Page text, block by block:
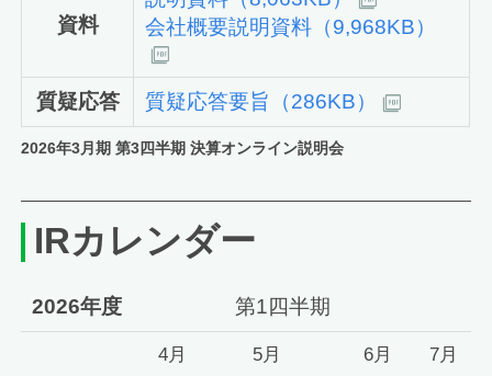
資料
会社概要説明資料（9,968KB）
質疑応答 質疑応答要旨（286KB）
2026年3月期第3四半期 決算オンライン説明会
IRカレンダー
2026年度 第1四半期
4月 5月 6月 7月